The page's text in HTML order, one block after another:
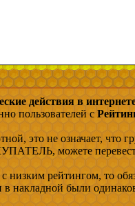
действия в
пользователей с
это не означает, что
можете
низким рейтингом, то
в накладной были